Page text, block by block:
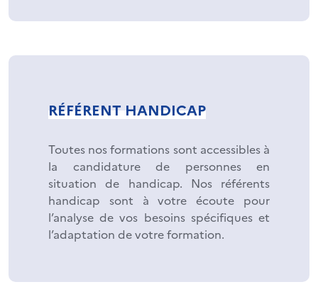
RÉFÉRENT HANDICAP
Toutes nos formations sont accessibles à
la candidature de personnes en
situation de handicap. Nos référents
handicap sont à votre écoute pour
l’analyse de vos besoins spécifiques et
l’adaptation de votre formation.